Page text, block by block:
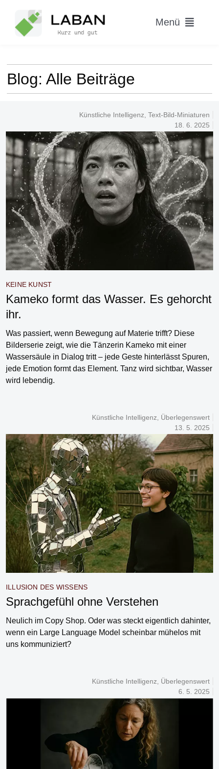
content
Menü
Home
Worum geht’s?
Hitparade
Blog: Alle Beiträge
Künstliche Intelligenz,Text-Bild-Miniaturen
18. 6. 2025
KEINE KUNST
Kameko formt das Wasser. Es gehorcht
ihr.
Was passiert, wenn Bewegung auf Materie trifft? Diese
Bilderserie zeigt, wie die Tänzerin Kameko mit einer
Wassersäule in Dialog tritt – jede Geste hinterlässt Spuren,
jede Emotion formt das Element. Tanz wird sichtbar, Wasser
wird lebendig.
Künstliche Intelligenz
Überlegenswert
13. 5. 2025
ILLUSION DES WISSENS
Sprachgefühl ohne Verstehen
Neulich im Copy Shop. Oder was steckt eigentlich dahinter,
wenn ein Large Language Model scheinbar mühelos mit
uns kommuniziert?
Künstliche Intelligenz
Überlegenswert
6. 5. 2025